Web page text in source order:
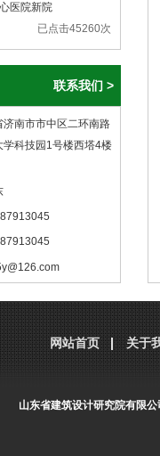
医院新院
已点击45260次
联系我们 >
济南市市中区二环南路
学科技园1号楼西塔4楼
处！
网站首页 关于
山东省建筑设计研究院有限公